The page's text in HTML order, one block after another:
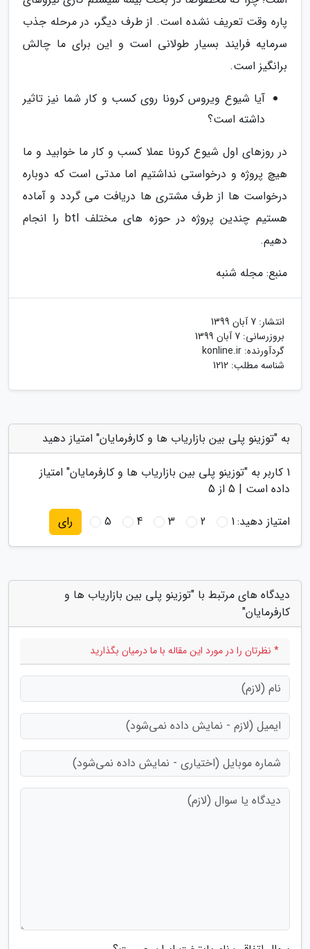
پاره وقت تعریف نشده است. از طرف دیگر، در مرحله جذب
سرمایه فرایند بسیار طولانی است و این برای ما چالش
برانگیز است.
آیا شیوع ویروس کرونا روی کسب و کار شما نیز تاثیر
داشته است؟
در روزهای اول شیوع کرونا عملا کسب و کار ما خوابید و ما
هیچ پروژه و درخواستی نداشتیم اما مدتی است که دوباره
درخواست ها از طرف مشتری ها دریافت می گردد و آماده
هستیم چندین پروژه در حوزه های مختلف btl را انجام
دهیم.
منبع: مجله شنبه
انتشار: 7 آبان 1399
بروزرسانی: 7 آبان 1399
گردآورنده: konline.ir
شناسه مطلب: 1212
به "توزینو پلی بین بازاریاب ها و کارفرمایان" امتیاز دهید
1 کاربر به "توزینو پلی بین بازاریاب ها و کارفرمایان" امتیاز
داده است | 5 از 5
امتیاز دهید:1
2
3
4
5 رای
دیدگاه های مرتبط با "توزینو پلی بین بازاریاب ها و
کارفرمایان"
* نظرتان را در مورد این مقاله با ما درمیان بگذارید